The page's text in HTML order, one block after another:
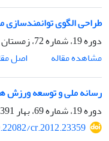
طراحی الگوی توانمندسازی
دوره 19، شماره 72، زمستان 1391، صفحه
مشاهده مقاله
اصل
رسانه ملی و توسعه ورزش
دوره 19، شماره 69، بهار 1391، صفحه
cr.2012.23359